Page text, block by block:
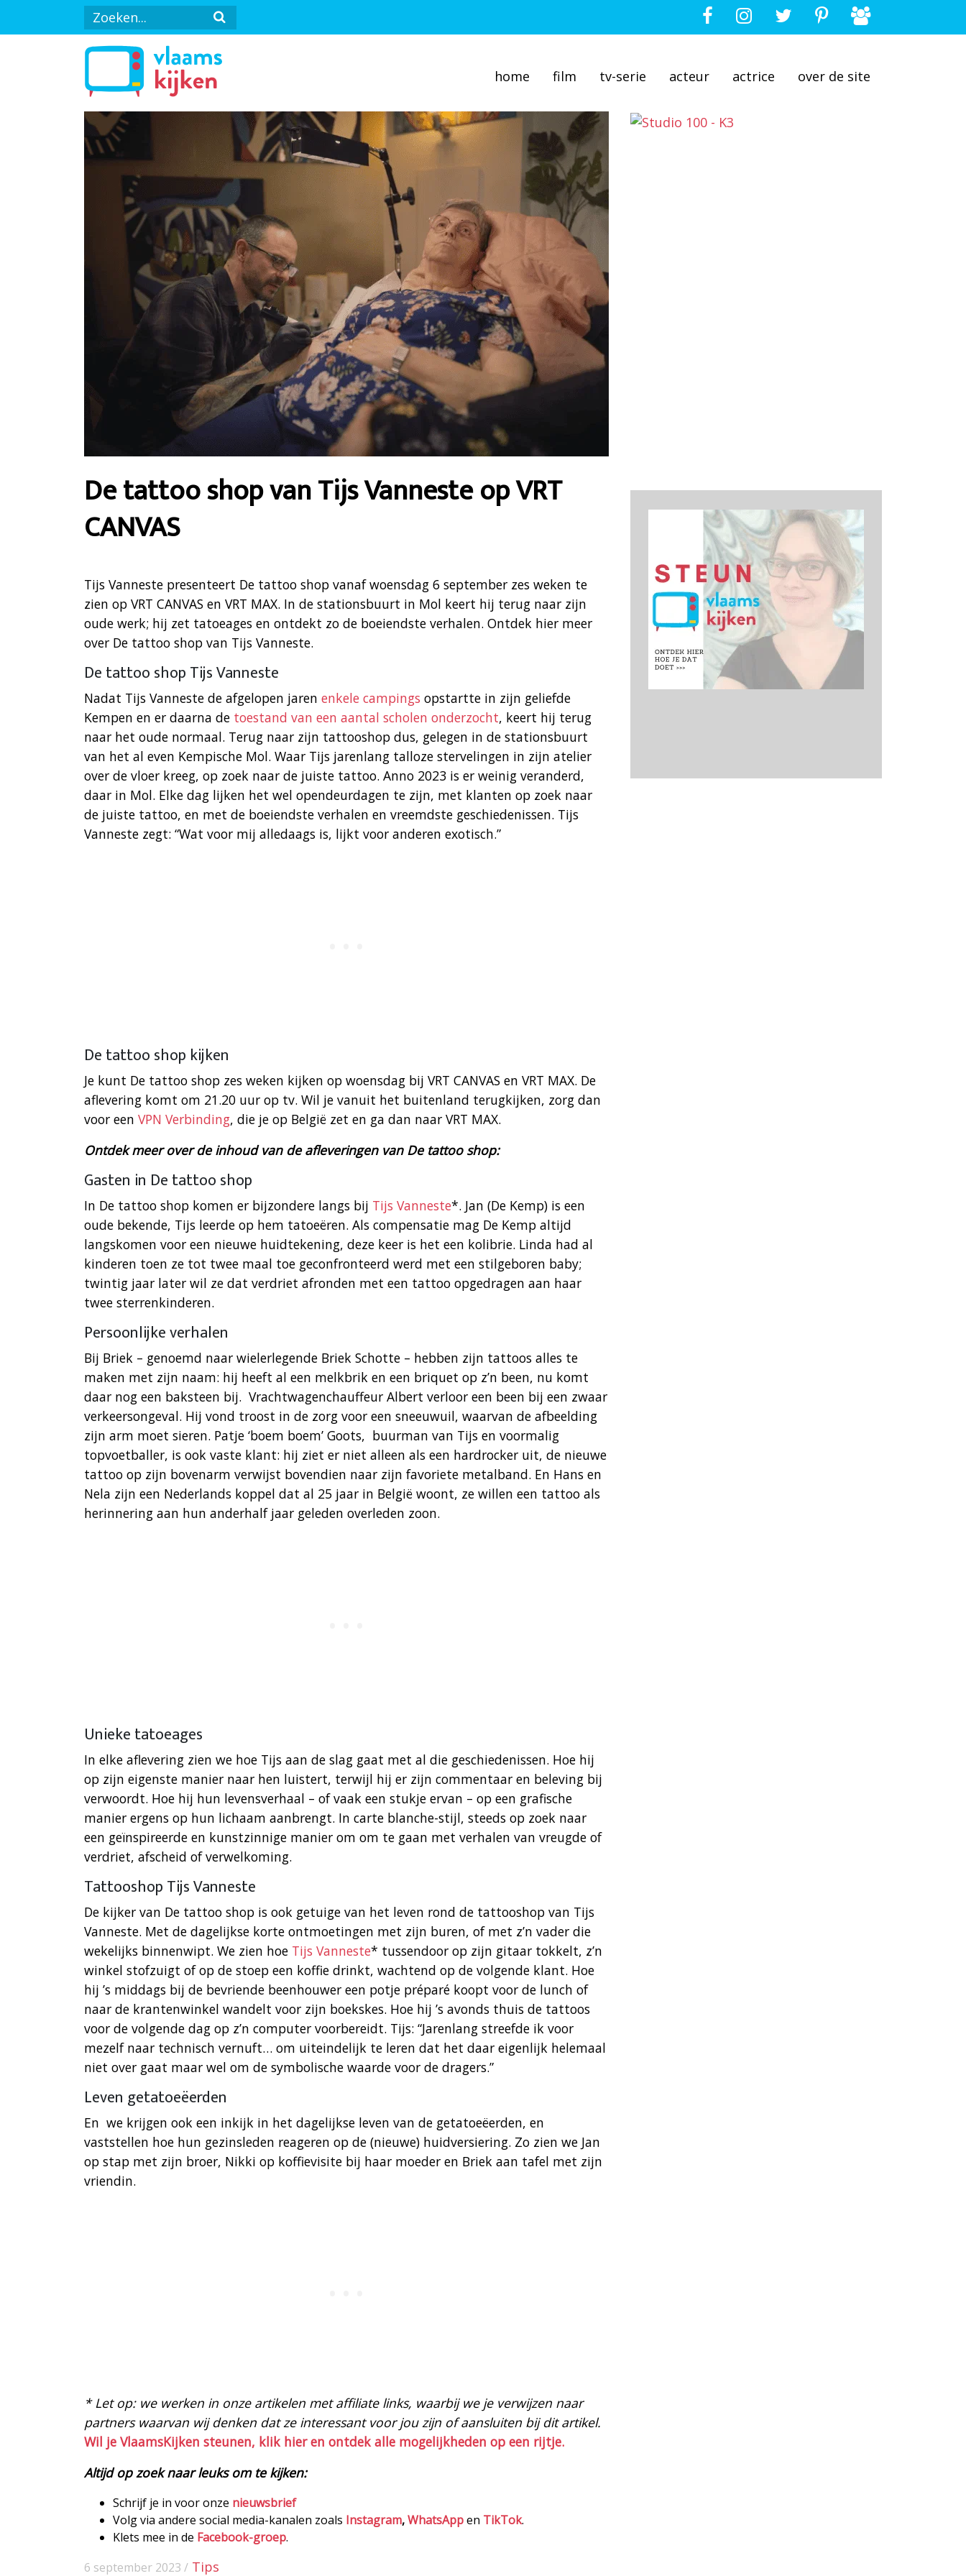
home film tv-serie acteur actrice over de site
De tattoo shop van Tijs Vanneste op VRT
CANVAS
Tijs Vanneste presenteert De tattoo shop vanaf woensdag 6 september zes weken te
zien op VRT CANVAS en VRT MAX. In de stationsbuurt in Mol keert hij terug naar zijn
oude werk; hij zet tatoeages en ontdekt zo de boeiendste verhalen. Ontdek hier meer
over De tattoo shop van Tijs Vanneste.
De tattoo shop Tijs Vanneste
Nadat Tijs Vanneste de afgelopen jaren enkele campings opstartte in zijn geliefde
Kempen en er daarna de toestand van een aantal scholen onderzocht, keert hij terug
naar het oude normaal. Terug naar zijn tattooshop dus, gelegen in de stationsbuurt
van het al even Kempische Mol. Waar Tijs jarenlang talloze stervelingen in zijn atelier
over de vloer kreeg, op zoek naar de juiste tattoo. Anno 2023 is er weinig veranderd,
daar in Mol. Elke dag lijken het wel opendeurdagen te zijn, met klanten op zoek naar
de juiste tattoo, en met de boeiendste verhalen en vreemdste geschiedenissen. Tijs
Vanneste zegt: “Wat voor mij alledaags is, lijkt voor anderen exotisch.”
De tattoo shop kijken
Je kunt De tattoo shop zes weken kijken op woensdag bij VRT CANVAS en VRT MAX. De
aflevering komt om 21.20 uur op tv. Wil je vanuit het buitenland terugkijken, zorg dan
voor een VPN Verbinding, die je op België zet en ga dan naar VRT MAX.
Ontdek meer over de inhoud van de afleveringen van De tattoo shop:
Gasten in De tattoo shop
In De tattoo shop komen er bijzondere langs bij Tijs Vanneste*. Jan (De Kemp) is een
oude bekende, Tijs leerde op hem tatoeëren. Als compensatie mag De Kemp altijd
langskomen voor een nieuwe huidtekening, deze keer is het een kolibrie. Linda had al
kinderen toen ze tot twee maal toe geconfronteerd werd met een stilgeboren baby;
twintig jaar later wil ze dat verdriet afronden met een tattoo opgedragen aan haar
twee sterrenkinderen.
Persoonlijke verhalen
Bij Briek – genoemd naar wielerlegende Briek Schotte – hebben zijn tattoos alles te
maken met zijn naam: hij heeft al een melkbrik en een briquet op z’n been, nu komt
daar nog een baksteen bij. ​ Vrachtwagenchauffeur Albert verloor een been bij een zwaar
verkeersongeval. Hij vond troost in de zorg voor een sneeuwuil, waarvan de afbeelding
zijn arm moet sieren. Patje ‘boem boem’ Goots, ​ buurman van Tijs en voormalig
topvoetballer, is ook vaste klant: hij ziet er niet alleen als een hardrocker uit, de nieuwe
tattoo op zijn bovenarm verwijst bovendien naar zijn favoriete metalband. En Hans en
Nela zijn een Nederlands koppel dat al 25 jaar in België woont, ze willen een tattoo als
herinnering aan hun anderhalf jaar geleden overleden zoon.
Unieke tatoeages
In elke aflevering zien we hoe Tijs aan de slag gaat met al die geschiedenissen. Hoe hij
op zijn eigenste manier naar hen luistert, terwijl hij er zijn commentaar en beleving bij
verwoordt. Hoe hij hun levensverhaal – of vaak een stukje ervan – op een grafische
manier ergens op hun lichaam aanbrengt. In carte blanche-stijl, steeds op zoek naar
een geïnspireerde en kunstzinnige manier om om te gaan met verhalen van vreugde of
verdriet, afscheid of verwelkoming.
Tattooshop Tijs Vanneste
De kijker van De tattoo shop is ook getuige van het leven rond de tattooshop van Tijs
Vanneste. Met de dagelijkse korte ontmoetingen met zijn buren, of met z’n vader die
wekelijks binnenwipt. We zien hoe Tijs Vanneste* tussendoor op zijn gitaar tokkelt, z’n
winkel stofzuigt of op de stoep een koffie drinkt, wachtend op de volgende klant. Hoe
hij ’s middags bij de bevriende beenhouwer een potje préparé koopt voor de lunch of
naar de krantenwinkel wandelt voor zijn boekskes. Hoe hij ’s avonds thuis de tattoos
voor de volgende dag op z’n computer voorbereidt. Tijs: “Jarenlang streefde ik voor
mezelf naar technisch vernuft… om uiteindelijk te leren dat het daar eigenlijk helemaal
niet over gaat maar wel om de symbolische waarde voor de dragers.”
Leven getatoeëerden
En ​ we krijgen ook een inkijk in het dagelijkse leven van de getatoeëerden, en
vaststellen hoe hun gezinsleden reageren op de (nieuwe) huidversiering. Zo zien we Jan
op stap met zijn broer, Nikki op koffievisite bij haar moeder en Briek aan tafel met zijn
vriendin.
* Let op: we werken in onze artikelen met affiliate links, waarbij we je verwijzen naar
partners waarvan wij denken dat ze interessant voor jou zijn of aansluiten bij dit artikel.
Wil je VlaamsKijken steunen, klik hier en ontdek alle mogelijkheden op een rijtje.
Altijd op zoek naar leuks om te kijken:
Schrijf je in voor onze nieuwsbrief
Volg via andere social media-kanalen zoals Instagram,WhatsAppen TikTok.
Klets mee in de Facebook-groep.
6 september 2023 / Tips